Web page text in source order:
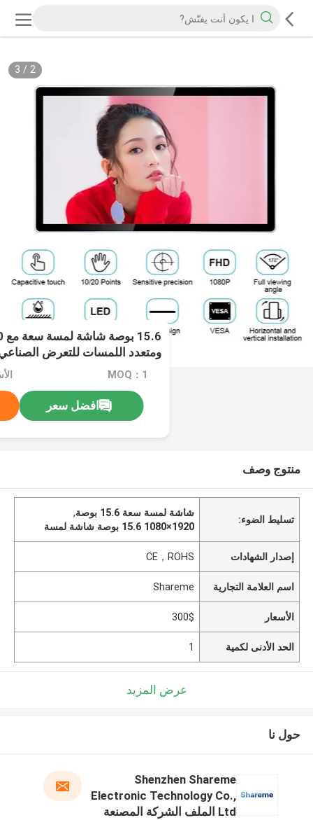
2
/
3
ومتعدد اللمسات للتعرض
MOQ：1
افضل سعر
منتوج وصف
تسليط الضوء:
شاشة لمسة سعة 15.6 بوصة
,
1920×1080 15.6 بوصة شاشة لمسة
إصدار الشهادات CE，ROHS
اسم العلامة التجارية Shareme
الأسعار 300$
الحد الأدنى لكمية 1
عرض المزيد
حول نا
Shenzhen Shareme
Electronic Technology Co.,
Ltd الملف الشركة المصنعة